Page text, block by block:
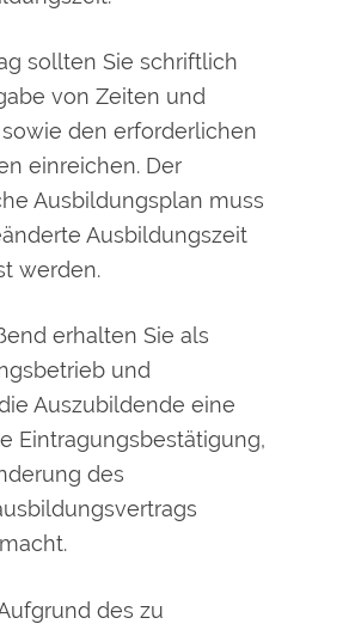
sollten Sie schriftlich
von Zeiten und
den erforderlichen
einreichen. Der
Ausbildungsplan muss
Ausbildungszeit
werden.
erhalten Sie als
und
Auszubildende eine
Eintragungsbestätigung,
des
des zu